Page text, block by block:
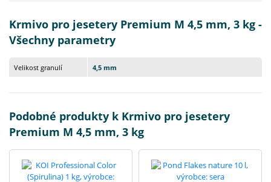
Krmivo pro jesetery Premium M 4,5 mm, 3 kg -
Všechny parametry
Velikost granulí 4,5 mm
Podobné produkty k Krmivo pro jesetery
Premium M 4,5 mm, 3 kg